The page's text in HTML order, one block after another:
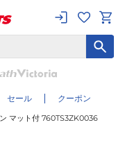
セール クーポン
マット付 760TS3ZK0036